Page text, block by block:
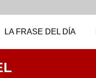
LA FRASE DEL DÍA